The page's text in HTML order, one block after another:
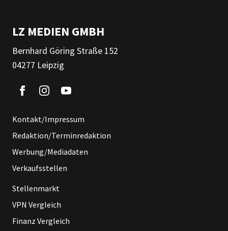
LZ MEDIEN GMBH
Bernhard Göring Straße 152
04277 Leipzig
Kontakt/Impressum
Redaktion/Terminredaktion
Werbung/Mediadaten
Verkaufsstellen
Stellenmarkt
VPN Vergleich
Finanz Vergleich